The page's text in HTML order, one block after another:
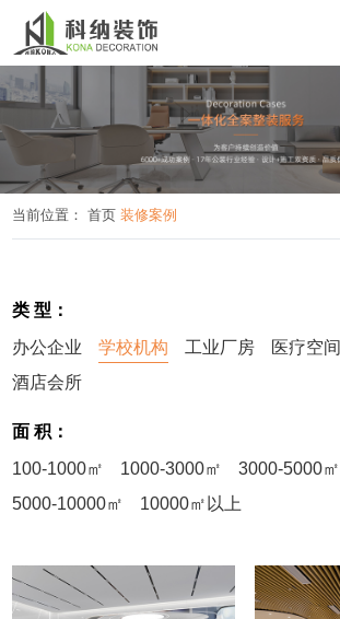
当前位置：首页 装修案例
类 型：
办公企业
学校机构 工业厂房 医疗空间
酒店会所
面 积：
100-1000㎡
1000-3000㎡
3000-5000㎡
5000-10000㎡
10000㎡以上